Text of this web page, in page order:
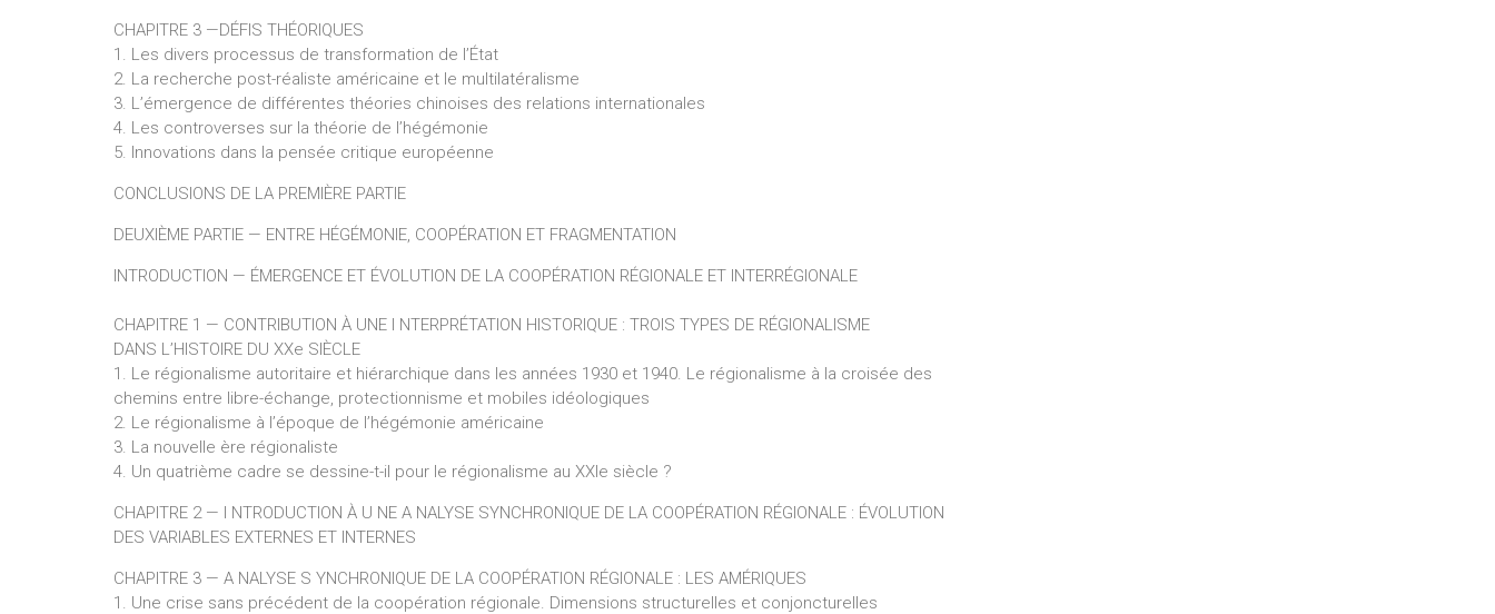
CHAPITRE 3 —DÉFIS THÉORIQUES
1. Les divers processus de transformation de l’État
2. La recherche post-réaliste américaine et le multilatéralisme
3. L’émergence de différentes théories chinoises des relations internationales
4. Les controverses sur la théorie de l’hégémonie
5. Innovations dans la pensée critique européenne
CONCLUSIONS DE LA PREMIÈRE PARTIE
DEUXIÈME PARTIE — ENTRE HÉGÉMONIE, COOPÉRATION ET FRAGMENTATION
INTRODUCTION — ÉMERGENCE ET ÉVOLUTION DE LA COOPÉRATION RÉGIONALE ET INTERRÉGIONALE
CHAPITRE 1 — CONTRIBUTION À UNE I NTERPRÉTATION HISTORIQUE : TROIS TYPES DE RÉGIONALISME
DANS L’HISTOIRE DU XXe SIÈCLE
1. Le régionalisme autoritaire et hiérarchique dans les années 1930 et 1940. Le régionalisme à la croisée des
chemins entre libre-échange, protectionnisme et mobiles idéologiques
2. Le régionalisme à l’époque de l’hégémonie américaine
3. La nouvelle ère régionaliste
4. Un quatrième cadre se dessine-t-il pour le régionalisme au XXIe siècle ?
CHAPITRE 2 — I NTRODUCTION À U NE A NALYSE SYNCHRONIQUE DE LA COOPÉRATION RÉGIONALE : ÉVOLUTION
DES VARIABLES EXTERNES ET INTERNES
CHAPITRE 3 — A NALYSE S YNCHRONIQUE DE LA COOPÉRATION RÉGIONALE : LES AMÉRIQUES
1. Une crise sans précédent de la coopération régionale. Dimensions structurelles et conjoncturelles